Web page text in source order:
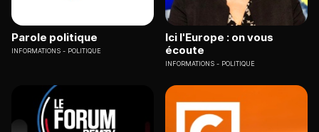
Parole politique
INFORMATIONS POLITIQUE
Ici l'Europe : on vous
écoute
INFORMATIONS POLITIQUE